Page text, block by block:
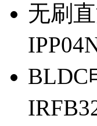
无刷
BLDC